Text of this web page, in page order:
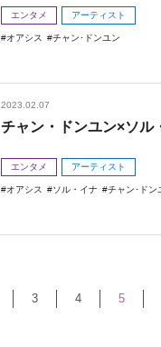
エンタメ アーティスト
オアシス チャン･ドンユン
2023.02.07
チャン・ドンユン×ソル
エンタメ アーティスト
オアシス ソル・イナ チャン･ドン
3 4 5